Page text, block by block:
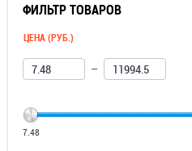
ФИЛЬТР ТОВАРОВ
ЦЕНА (РУБ.)
—
7.48